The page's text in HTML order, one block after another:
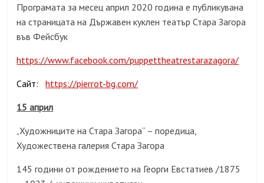
Програмата за месец април 2020 година е публикувана
на страницата на Държавен куклен театър Стара Загора
във Фейсбук
https://www.facebook.com/puppettheatrestarazagora/
Сайт:
https://pierrot-bg.com/
15 април
„Художниците на Стара Загора“ – поредица,
Художествена галерия Стара Загора
145 години от рождението на Георги Евстатиев /1875